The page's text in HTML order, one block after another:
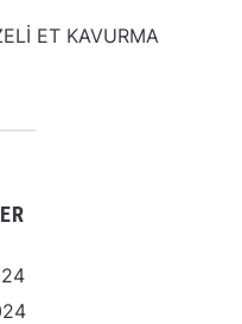
ET KAVURMA